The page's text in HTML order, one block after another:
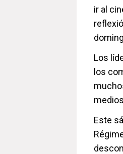
ir al
Los
los
Este